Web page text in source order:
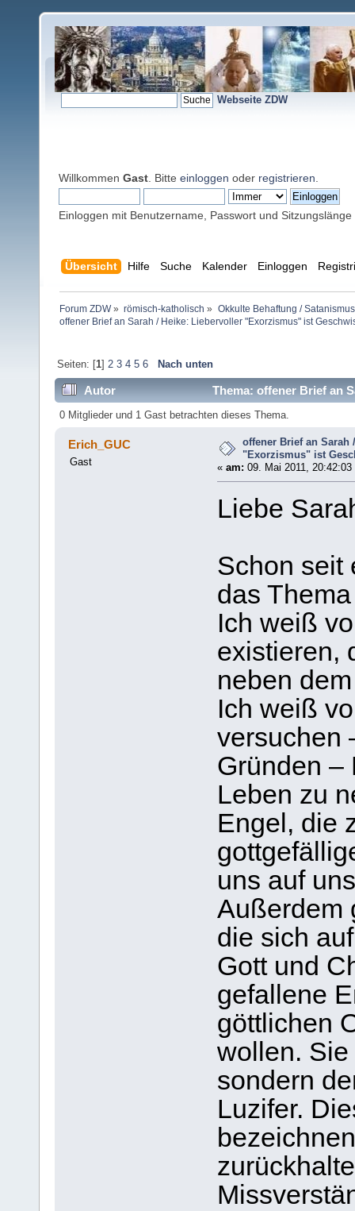
Webseite ZDW
Willkommen Gast . Bitte einloggen oder registrieren
Einloggen mit Benutzername, Passwort und Sitzungslänge
Übersicht Hilfe Suche Kalender Einloggen
Forum ZDW» römisch-katholisch » Okkulte Behaftung /
offener Brief an Sarah / Heike: Liebervoller "Exorzismus" ist
Seiten: [1] 2 3 4 5 6 Nach unten
Autor
Thema: offener Brief an
(Gelesen 62835 mal)
0 Mitglieder und 1 Gast betrachten dieses Thema.
Erich_GUC
Gast
offener Brief an Sarah
"Exorzismus" ist
« am: 09. Mai 2011, 20:42:03
Liebe
Schon seit
das
Ich weiß
existieren,
neben
Ich weiß
versuchen
Gründen –
Leben zu
Engel, die
uns auf
Außerdem
die sich
Gott und
gefallene
göttlichen
wollen.
sondern
Luzifer.